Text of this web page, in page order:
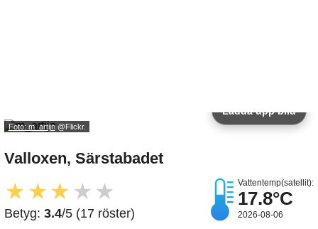
Foto: m_artijn@Flickr.
Ladda upp bild
Valloxen, Särstabadet
★ ★★ ★ ★
Betyg: 3.4/5 (17 röster)
Vattentemp(satellit):
17.8°C
2026-08-06